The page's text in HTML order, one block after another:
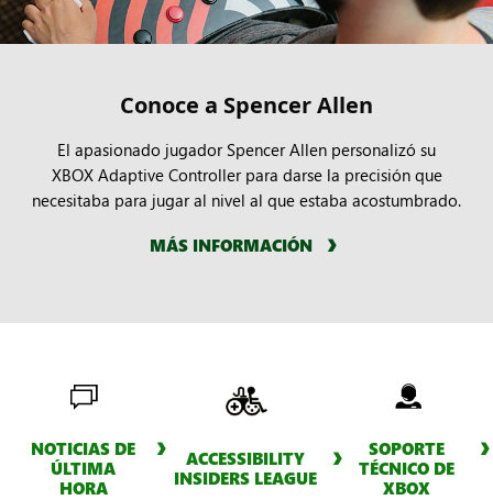
Conoce a Spencer Allen
El apasionado jugador Spencer Allen personalizó su
XBOX Adaptive Controller para darse la precisión que
necesitaba para jugar al nivel al que estaba acostumbrado.
MÁS INFORMACIÓN
NOTICIAS DE
ÚLTIMA
HORA
ACCESSIBILITY
INSIDERS LEAGUE
SOPORTE
TÉCNICO DE
XBOX